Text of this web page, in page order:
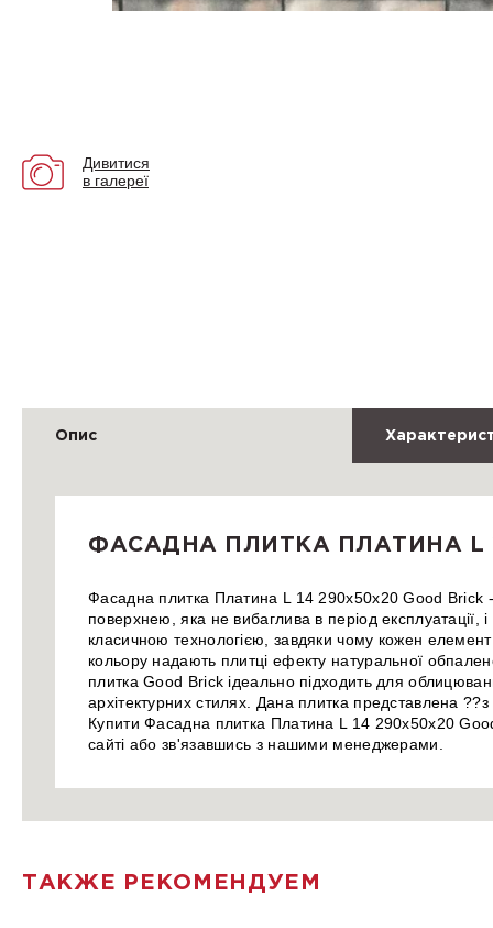
Дивитися
в галереї
Опис
ФАСАДНА ПЛИТКА ПЛАТИНА L
Фасадна плитка Платина L 14 290х50х20 Good
поверхнею, яка не вибаглива в період експлуатації,
класичною технологією, завдяки чому кожен елемент
кольору надають плитці ефекту натуральної
плитка Good Brick ідеально підходить для
архітектурних стилях. Дана плитка представлена
Купити Фасадна плитка Платина L 14 290х50х20
сайті або зв'язавшись з нашими менеджерами.
ТАКЖЕ РЕКОМЕНДУЕМ